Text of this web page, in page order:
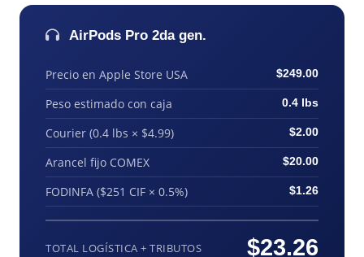
AirPods Pro 2da gen.
Precio en Apple Store USA $249.00
Peso estimado con caja 0.4 lbs
Courier (0.4 lbs × $4.99) $2.00
Arancel fijo COMEX $20.00
FODINFA ($251 CIF × 0.5%) $1.26
TOTAL LOGÍSTICA + TRIBUTOS $23.26